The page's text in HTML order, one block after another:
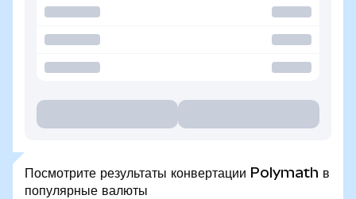
Посмотрите результаты конвертации Polymath в
популярные валюты